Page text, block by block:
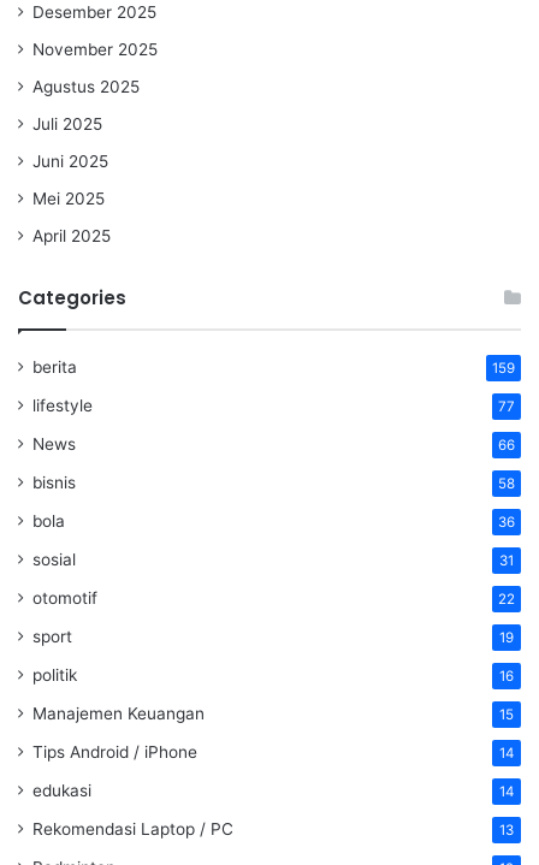
Desember 2025
November 2025
Agustus 2025
Juli 2025
Juni 2025
Mei 2025
April 2025
Categories
berita 159
lifestyle 77
News 66
bisnis 58
bola 36
sosial 31
otomotif 22
sport 19
politik 16
Manajemen Keuangan 15
Tips Android / iPhone 14
edukasi 14
Rekomendasi Laptop / PC 13